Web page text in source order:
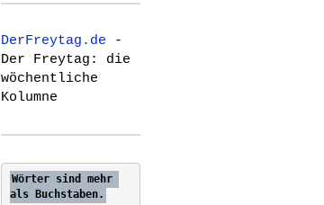
r
h
f
o
r
DerFreytag.de -
Der Freytag: die
wöchentliche
Kolumne
Wörter sind mehr
als Buchstaben.